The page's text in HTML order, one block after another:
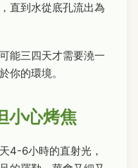
直到水從底孔流出為
能三四天才需要澆一
你的環境。
小心烤焦
4-6小時的直射光，